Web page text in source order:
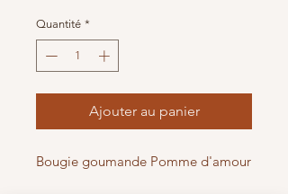
Quantité *
Ajouter au panier
Bougie goumande Pomme d'amour